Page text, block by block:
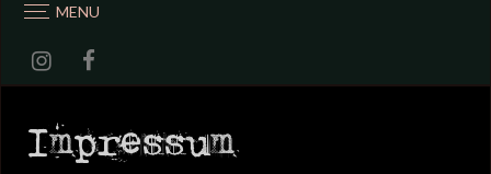
MENU
Impressum